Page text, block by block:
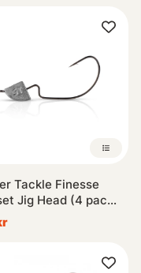
och hitta den
Tackle Finesse
Jig Head (4 pack)